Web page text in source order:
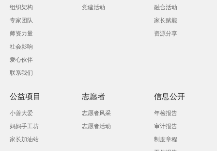
组织架构
专家团队
师资力量
社会影响
爱心伙伴
联系我们
党建活动
融合活动
家长赋能
资源分享
公益项目
小善大爱
妈妈手工坊
家长加油站
志愿者
志愿者风采
志愿者活动
信息公开
年检报告
审计报告
制度章程